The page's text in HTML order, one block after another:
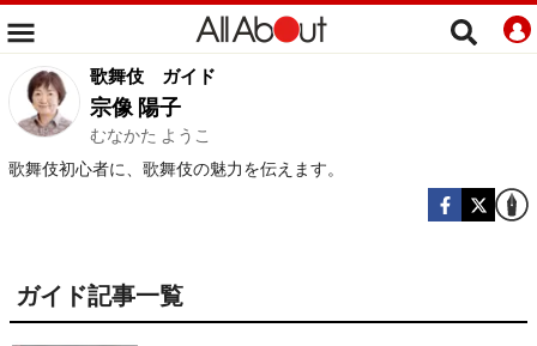
歌舞伎 ガイド
宗像 陽子
むなかた ようこ
歌舞伎初心者に、歌舞伎の魅力を伝えます。
ガイド記事一覧